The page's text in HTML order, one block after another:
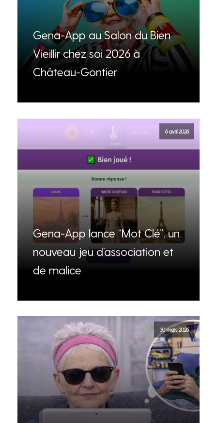
Gena-App au Salon du Bien
Vieillir chez soi 2026 à
Château-Gontier
6 avril 2026
Gena-App lance “Mot Clé”, un
nouveau jeu d’association et
de malice
30 mars 2026